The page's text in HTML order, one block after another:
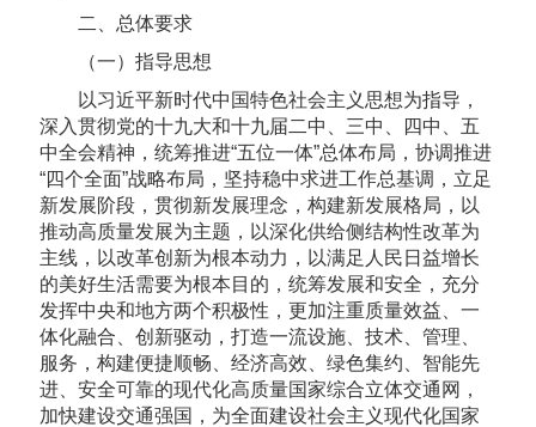
二、总体要求
（一）指导思想
以习近平新时代中国特色社会主义思想为指导，
深入贯彻党的十九大和十九届二中、三中、四中、五
中全会精神，统筹推进“五位一体”总体布局，协调推进
“四个全面”战略布局，坚持稳中求进工作总基调，立足
新发展阶段，贯彻新发展理念，构建新发展格局，以
推动高质量发展为主题，以深化供给侧结构性改革为
主线，以改革创新为根本动力，以满足人民日益增长
的美好生活需要为根本目的，统筹发展和安全，充分
发挥中央和地方两个积极性，更加注重质量效益、一
体化融合、创新驱动，打造一流设施、技术、管理、
服务，构建便捷顺畅、经济高效、绿色集约、智能先
进、安全可靠的现代化高质量国家综合立体交通网，
加快建设交通强国，为全面建设社会主义现代化国家